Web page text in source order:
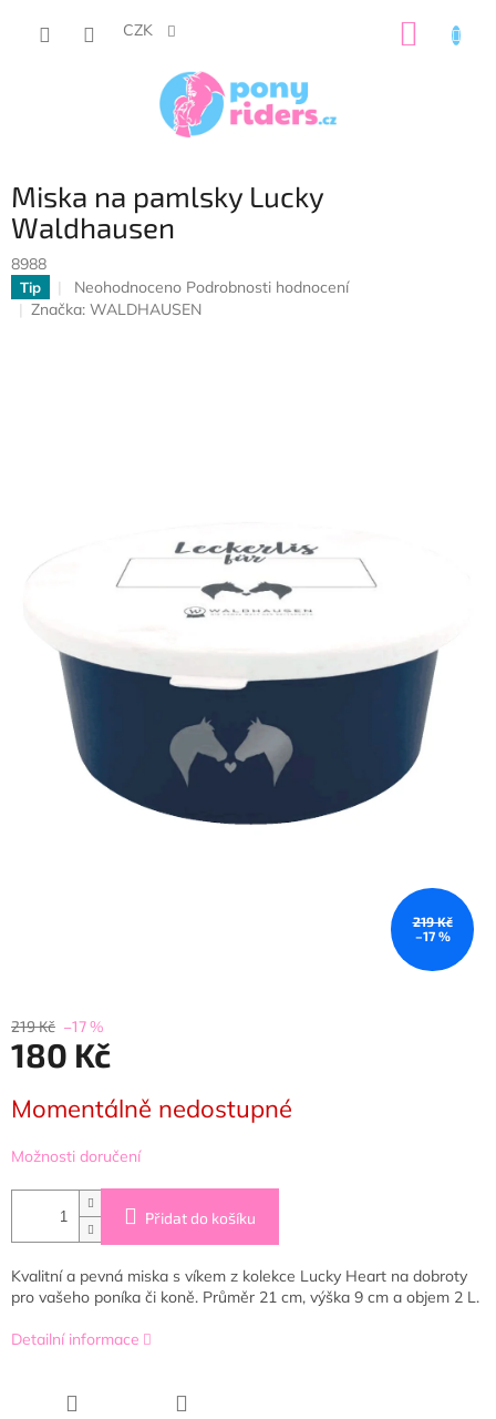
CZK
Miska na pamlsky Lucky
Waldhausen
8988
Tip
Průměrné
hodnocení
Neohodnoceno Podrobnosti hodnocení
Značka: WALDHAUSEN
219 Kč
–17 %
219 Kč –17 %
180 Kč
cena:
Momentálně nedostupné
Možnosti doručení
Přidat do košíku
Kvalitní a pevná miska s víkem z kolekce Lucky Heart na dobroty
pro vašeho poníka či koně. Průměr 21 cm, výška 9 cm a objem 2 L.
Detailní informace